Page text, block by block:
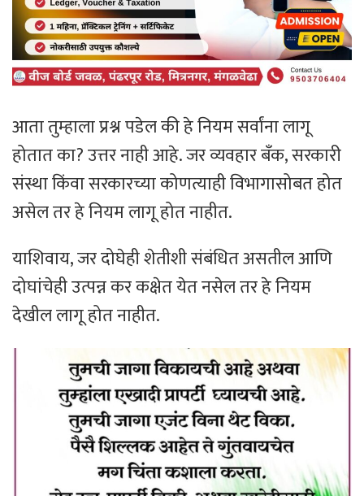
आता तुम्हाला प्रश्न पडेल की हे नियम सर्वांना लागू
होतात का? उत्तर नाही आहे. जर व्यवहार बँक, सरकारी
संस्था किंवा सरकारच्या कोणत्याही विभागासोबत होत
असेल तर हे नियम लागू होत नाहीत.
याशिवाय, जर दोघेही शेतीशी संबंधित असतील आणि
दोघांचेही उत्पन्न कर कक्षेत येत नसेल तर हे नियम
देखील लागू होत नाहीत.